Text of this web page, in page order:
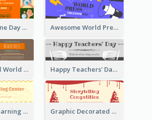
World Hygiene Day Promotion Twitter Header Awesome World Press Freedom Day Twitter Header
International World Press Freedom Day Twitter Header Happy Teachers' Day Twitter Header With Decorations Of Books
Children's Learning Center Twitter Header In Orange Colour Tone Graphic Decorated Twitter Header About Storytelling Competition